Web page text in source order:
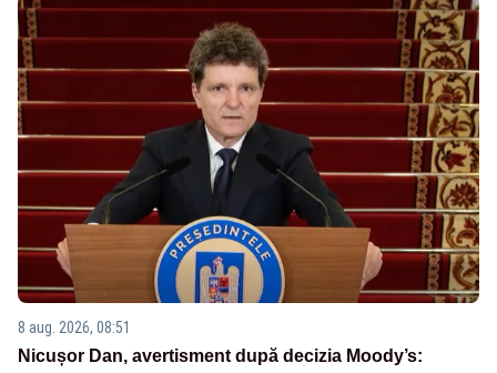
8 aug. 2026, 08:51
Nicușor Dan, avertisment după decizia Moody’s: